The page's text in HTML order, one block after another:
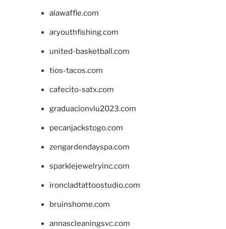
alawaffle.com
aryouthfishing.com
united-basketball.com
tios-tacos.com
cafecito-satx.com
graduacionviu2023.com
pecanjackstogo.com
zengardendayspa.com
sparklejewelryinc.com
ironcladtattoostudio.com
bruinshome.com
annascleaningsvc.com